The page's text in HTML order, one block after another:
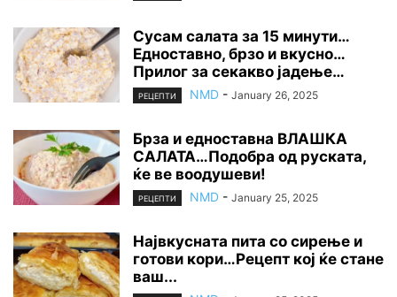
Сусам салата за 15 минути…
Едноставно, брзо и вкусно…
Прилог за секакво јадење…
РЕЦЕПТИ NMD - January 26, 2025
Брза и едноставна ВЛАШКА
САЛАТА…Подобра од руската,
ќе ве воодушеви!
РЕЦЕПТИ NMD - January 25, 2025
Највкусната пита со сирење и
готови кори…Рецепт кој ќе стане
ваш...